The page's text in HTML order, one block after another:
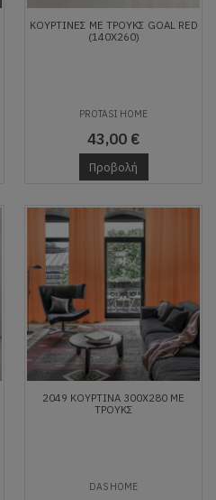
ΚΟΥΡΤΙΝΕΣ ΜΕ ΤΡΟΥΚΣ GOAL RED
(140X260)
PROTASI HOME
43,00 €
Προβολή
2049 ΚΟΥΡΤΙΝΑ 300Χ280 ΜΕ
ΤΡΟΥΚΣ
DAS HOME